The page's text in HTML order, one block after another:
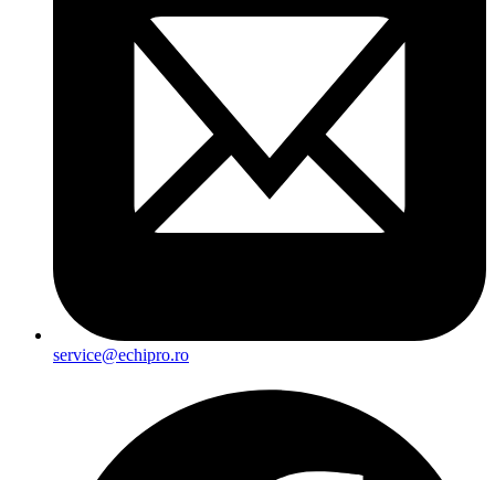
service@echipro.ro